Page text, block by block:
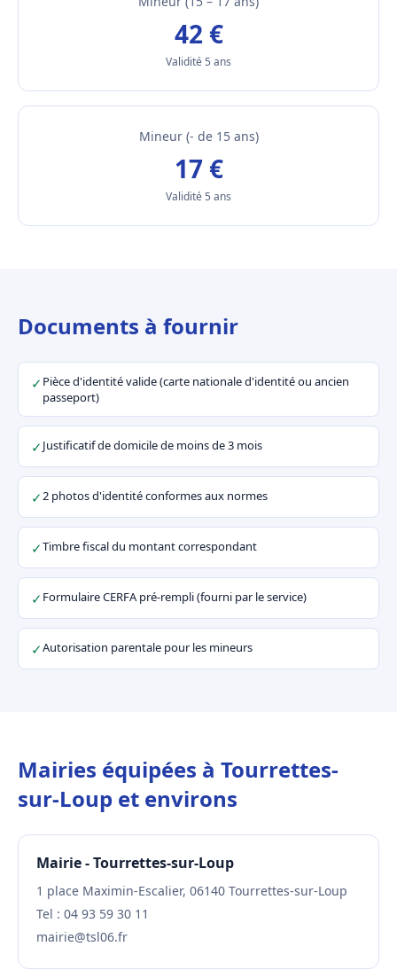
42 €
Validité 5 ans
Mineur (- de 15 ans)
17 €
Validité 5 ans
Documents à fournir
✓ Pièce d'identité valide (carte nationale d'identité ou ancien
passeport)
✓Justificatif de domicile de moins de 3 mois
✓2 photos d'identité conformes aux normes
✓Timbre fiscal du montant correspondant
✓ Formulaire CERFA pré-rempli (fourni par le service)
✓Autorisation parentale pour les mineurs
Mairies équipées à Tourrettes-
sur-Loup et environs
Mairie - Tourrettes-sur-Loup
1 place Maximin-Escalier, 06140 Tourrettes-sur-Loup
Tel : 04 93 59 30 11
mairie@tsl06.fr